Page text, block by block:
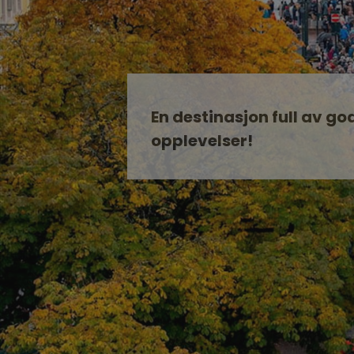
En destinasjon full av
opplevelser!